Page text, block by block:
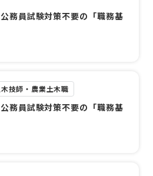
務員試験対策不要の「職務基
技師・農業土木職
務員試験対策不要の「職務基